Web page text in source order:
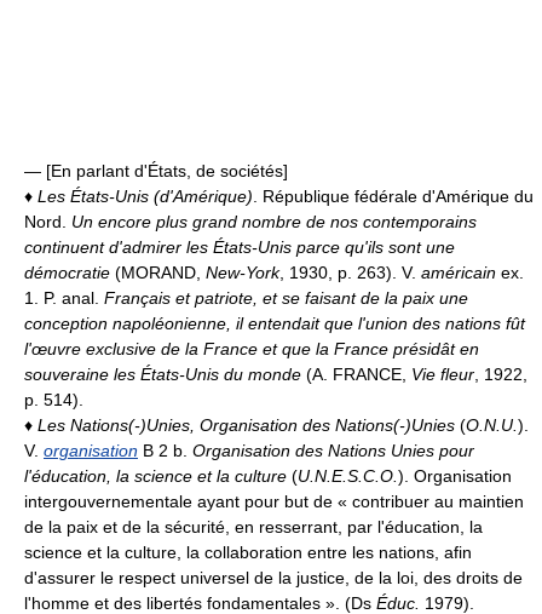
— [En parlant d'États, de sociétés]
♦ Les États-Unis (d'Amérique) . République fédérale d'Amérique du
Nord. Un encore plus grand nombre de nos contemporains
continuent d'admirer les États-Unis parce qu'ils sont une
démocratie (MORAND, New-York, 1930, p. 263). V. américain ex.
1. P. anal. Français et patriote, et se faisant de la paix une
conception napoléonienne, il entendait que l'union des nations fût
l'œuvre exclusive de la France et que la France présidât en
souveraine les États-Unis du monde (A. FRANCE, Vie fleur , 1922,
p. 514).
♦ Les Nations(-)Unies, Organisation des Nations(-)Unies (O.N.U. ).
V. organisation B 2 b. Organisation des Nations Unies pour
l'éducation, la science et la culture (U.N.E.S.C.O. ). Organisation
intergouvernementale ayant pour but de « contribuer au maintien
de la paix et de la sécurité, en resserrant, par l'éducation, la
science et la culture, la collaboration entre les nations, afin
d'assurer le respect universel de la justice, de la loi, des droits de
l'homme et des libertés fondamentales ». (Ds Éduc. 1979).